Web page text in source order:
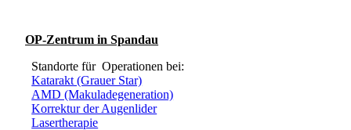
OP-Zentrum in Spandau
Standorte für Operationen bei:
Katarakt (Grauer Star)
AMD (Makuladegeneration)
Korrektur der Augenlider
Lasertherapie